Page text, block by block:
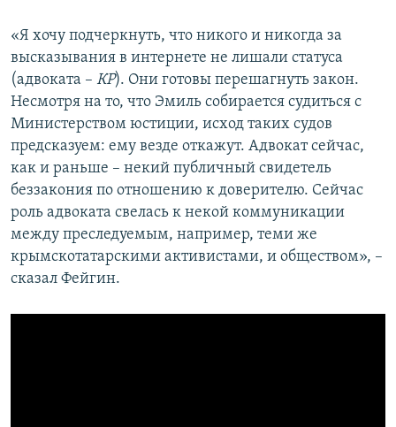
«Я хочу подчеркнуть, что никого и никогда за
высказывания в интернете не лишали статуса
(адвоката – КР). Они готовы перешагнуть закон.
Несмотря на то, что Эмиль собирается судиться с
Министерством юстиции, исход таких судов
предсказуем: ему везде откажут. Адвокат сейчас,
как и раньше – некий публичный свидетель
беззакония по отношению к доверителю. Сейчас
роль адвоката свелась к некой коммуникации
между преследуемым, например, теми же
крымскотатарскими активистами, и обществом», –
сказал Фейгин.